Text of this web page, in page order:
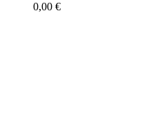
0,00 €